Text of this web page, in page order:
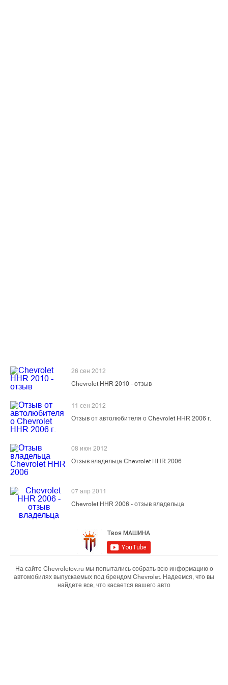
26 сен 2012
Chevrolet HHR 2010 - отзыв
11 сен 2012
Отзыв от автолюбителя о Chevrolet HHR 2006 г.
08 июн 2012
Отзыв владельца Chevrolet HHR 2006
07 апр 2011
Chevrolet HHR 2006 - отзыв владельца
На сайте Chevroletov.ru мы попытались собрать всю информацию о
автомобилях выпускаемых под брендом Chevrolet. Надеемся, что вы
найдете все, что касается вашего авто